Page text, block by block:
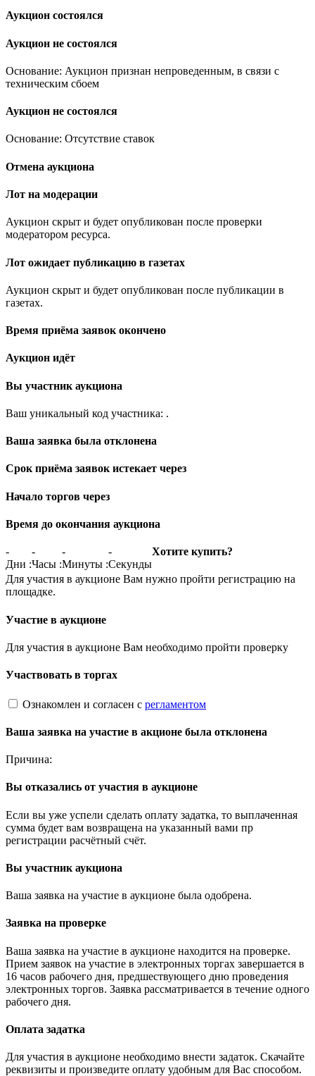
Аукцион состоялся
Аукцион не состоялся
Основание: Аукцион признан непроведенным, в связи с
техническим сбоем
Аукцион не состоялся
Основание: Отсутствие ставок
Отмена аукциона
Лот на модерации
Аукцион скрыт и будет опубликован после проверки
модератором ресурса.
Лот ожидает публикацию в газетах
Аукцион скрыт и будет опубликован после публикации в
газетах.
Время приёма заявок окончено
Аукцион идёт
Вы участник аукциона
Ваш уникальный код участника: .
Ваша заявка была отклонена
Срок приёма заявок истекает через
Начало торгов через
Время до окончания аукциона
-
Дни :
-
Часы :
-
Минуты :
-
Секунды
Хотите купить?
Для участия в аукционе Вам нужно пройти регистрацию на
площадке.
Участие в аукционе
Для участия в аукционе Вам необходимо пройти проверку
Участвовать в торгах
Ознакомлен и согласен с регламентом
Ваша заявка на участие в акционе была отклонена
Причина:
Вы отказались от участия в аукционе
Если вы уже успели сделать оплату задатка, то выплаченная
сумма будет вам возвращена на указанный вами пр
регистрации расчётный счёт.
Вы участник аукциона
Ваша заявка на участие в аукционе была одобрена.
Заявка на проверке
Ваша заявка на участие в аукционе находится на проверке.
Прием заявок на участие в электронных торгах завершается в
16 часов рабочего дня, предшествующего дню проведения
электронных торгов. Заявка рассматривается в течение одного
рабочего дня.
Оплата задатка
Для участия в аукционе необходимо внести задаток. Скачайте
реквизиты и произведите оплату удобным для Вас способом.